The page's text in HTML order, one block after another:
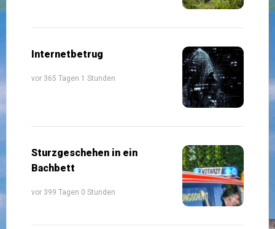
Internetbetrug
vor 365 Tagen 1 Stunden
Sturzgeschehen in ein
Bachbett
vor 399 Tagen 0 Stunden